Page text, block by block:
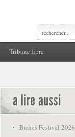
Tribune libre
Biches Festival 2026